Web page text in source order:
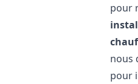
pour
nous
pour